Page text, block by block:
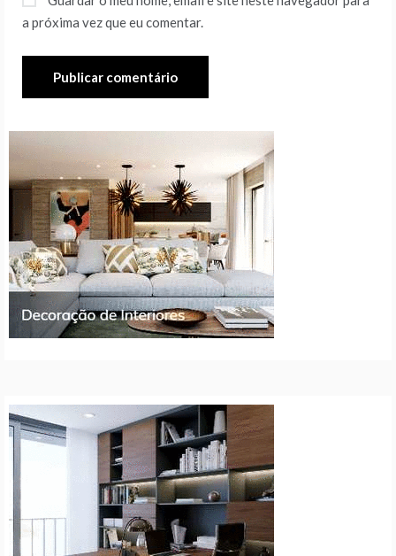
a próxima vez que eu comentar.